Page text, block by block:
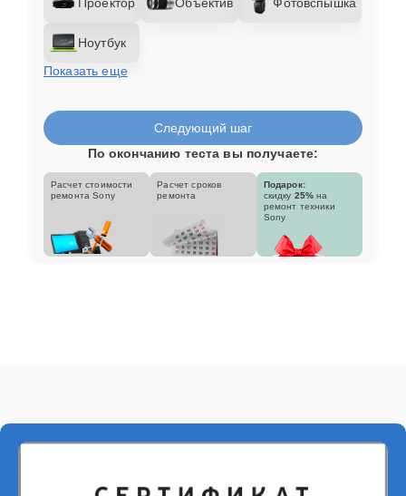
Ноутбук
Показать еще
Следующий шаг
По окончанию теста вы получаете:
Расчет стоимости
ремонта Sony
Расчет сроков
ремонта
Подарок:
скидку 25% на
ремонт техники
Sony